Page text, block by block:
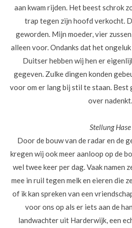
aan kwam rijden. Het beest schrok
trap tegen zijn hoofd verkocht.
geworden. Mijn moeder, vier
alleen voor. Ondanks dat het
Duitser hebben wij hen er
gegeven. Zulke dingen konden
voor om er lang bij stil te staan. Best
over nadenkt.
Stellung Hase
Door de bouw van de radar en de
kregen wij ook meer aanloop op de
wel twee keer per dag. Vaak namen
mee in ruil tegen melk en eieren die
of ik kan spreken van een
voor ons op als er iets aan de
landwachter uit Harderwijk, een